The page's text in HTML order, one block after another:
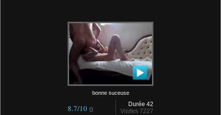
bonne suceuse
Durée 42
Visites 7227
8.7/10 ()